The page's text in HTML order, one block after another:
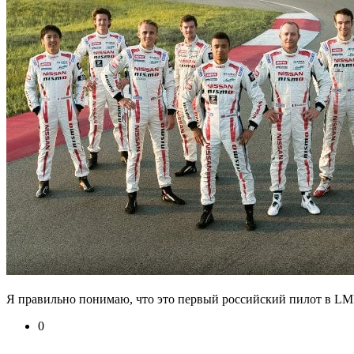
Я правильно понимаю, что это первый российский пилот в
0